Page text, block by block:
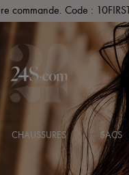
commande. Code : 10FIRST
CHAUSSURES SACS